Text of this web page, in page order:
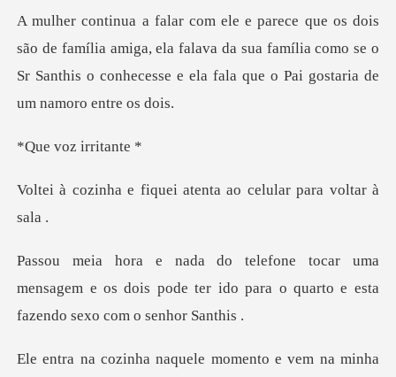
mília amiga, ela falava da sua família como se o
Sr Santhis o con
oz irri
quei atenta ao celula
a
mensagem e os dois pode ter ido para o qua
nha